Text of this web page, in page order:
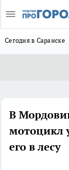
Сегодня в Саранске
В
мотоцикл
его в лесу